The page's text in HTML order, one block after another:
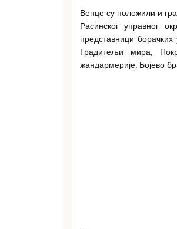
Венце су положили и
Расинског управног
представници
Градитељи мира,
жандармерије, Бојево